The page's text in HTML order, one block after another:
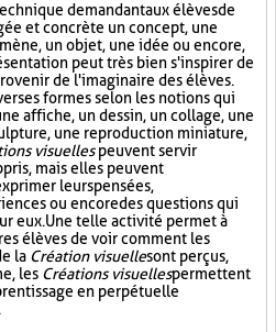
demandant aux élèves de
et concrète un concept, une
un objet, une idée ou encore,
peut très bien s'inspirer de
de l'imaginaire des élèves.
formes selon les notions qui
affiche, un dessin, un collage, une
une reproduction miniature,
visuellespeuvent servir
mais elles peuvent
leurs pensées,
ou encore des questions qui
eux. Une telle activité permet à
élèves de voir comment les
la Création visuellesont perçus,
les Créations visuellespermettent
en perpétuelle